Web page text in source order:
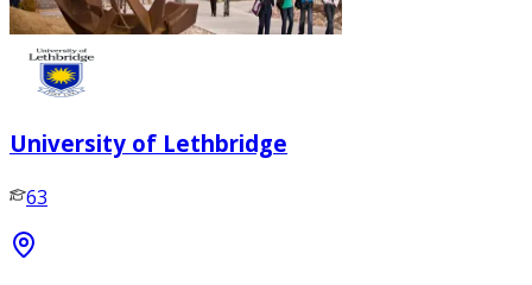
University of Lethbridge
63